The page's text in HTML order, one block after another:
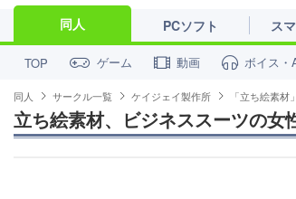
同人 PCソフト ス
TOP ゲーム 動画 ボイス・
同人 サークル一覧 ケイジェイ製作所 「立ち絵素材
立ち絵素材、ビジネススーツの女